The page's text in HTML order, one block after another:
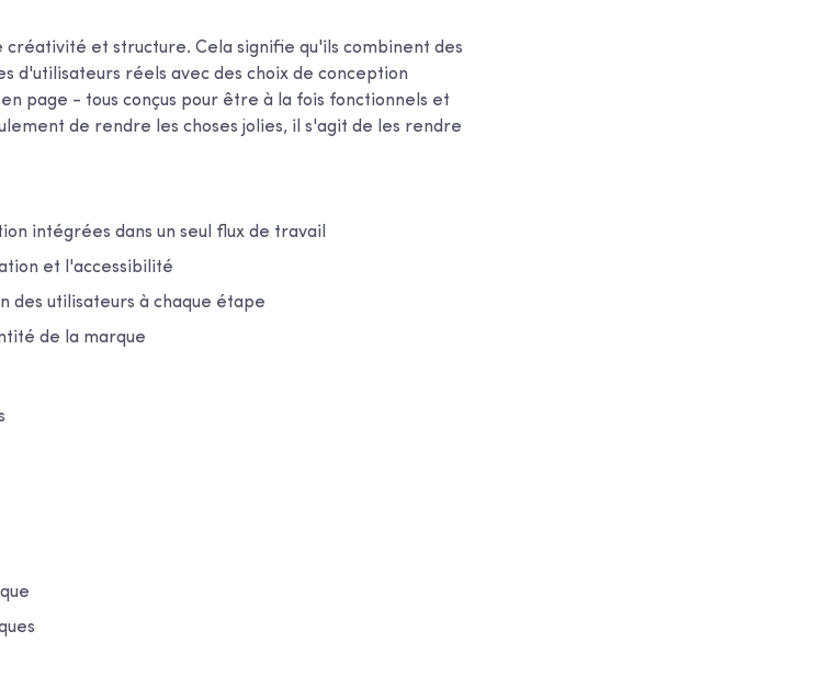
créativité et structure. Cela signifie qu'ils combinent des
d'utilisateurs réels avec des choix de conception
page - tous conçus pour être à la fois fonctionnels et
de rendre les choses jolies, il s'agit de les rendre
intégrées dans un seul flux de travail
et l'accessibilité
des utilisateurs à chaque étape
de la marque